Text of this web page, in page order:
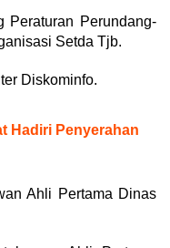
Peraturan Perundang-
Setda Tjb.
Diskominfo.
Hadiri Penyerahan
Ahli Pertama Dinas